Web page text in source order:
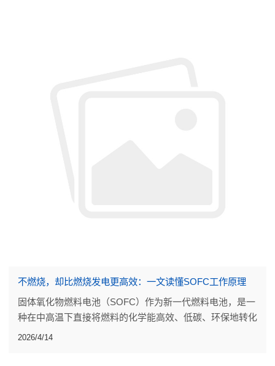
不燃烧，却比燃烧发电更高效：一文读懂SOFC工作原理
固体氧化物燃料电池（SOFC）作为新一代燃料电池，是一
种在中高温下直接将燃料的化学能高效、低碳、环保地转化
成电能的发电装置。
2026/4/14